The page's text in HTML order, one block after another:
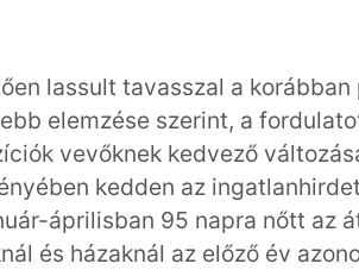
lassult tavasszal a
elemzése szerint, a
vevőknek kedvező
kedden az
áprilisban 95 napra nőtt az
és házaknál az előző év